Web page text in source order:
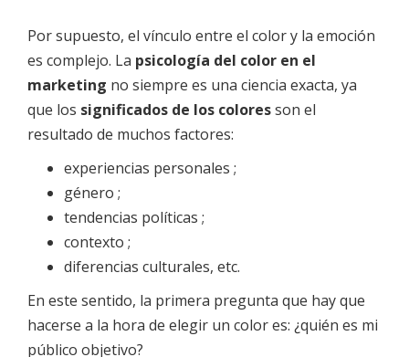
Por supuesto, el vínculo entre el color y la emoción
es complejo. La psicología del color en el
marketing no siempre es una ciencia exacta, ya
que los significados de los coloresson el
resultado de muchos factores:
experiencias personales ;
género ;
tendencias políticas ;
contexto ;
diferencias culturales, etc.
En este sentido, la primera pregunta que hay que
hacerse a la hora de elegir un color es: ¿quién es mi
público objetivo?